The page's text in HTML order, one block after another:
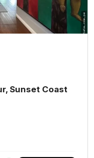
Sunset Coast